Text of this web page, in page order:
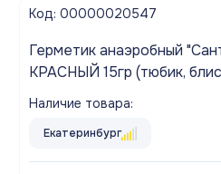
Код: 00000020547
Герметик анаэробный
КРАСНЫЙ 15гр (тюбик,
Наличие товара:
Екатеринбург